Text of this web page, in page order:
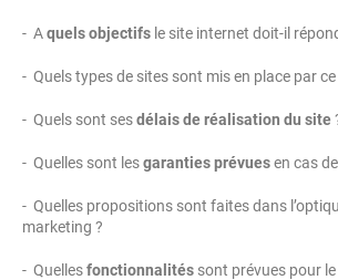
- Aquels objectifs le site internet doit-il
- Quels types de sites sont mis en place par
- Quels sont sesdélais de réalisation du site
- Quelles sont lesgaranties prévuesen cas
- Quelles propositions sont faites dans
marketing ?
- Quellesfonctionnalités sont prévues pour le